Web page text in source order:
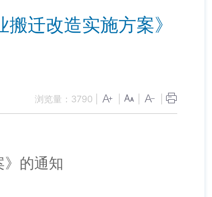
迁改造实施方案》
浏览量： 3790
》的通知